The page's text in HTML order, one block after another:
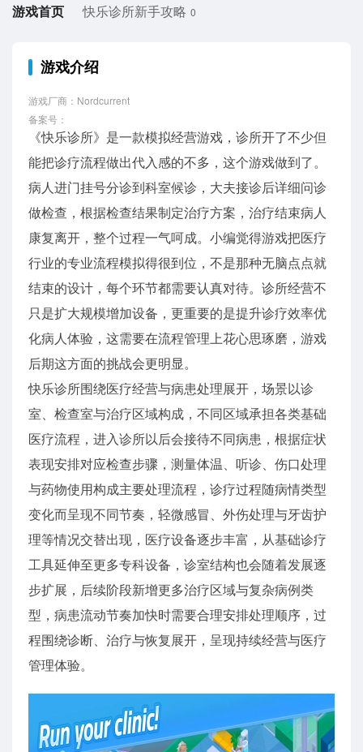
游戏首页 快乐诊所新手攻略 0
游戏介绍
游戏厂商：Nordcurrent
备案号：
《快乐诊所》是一款模拟经营游戏，诊所开了不少但
能把诊疗流程做出代入感的不多，这个游戏做到了。
病人进门挂号分诊到科室候诊，大夫接诊后详细问诊
做检查，根据检查结果制定治疗方案，治疗结束病人
康复离开，整个过程一气呵成。小编觉得游戏把医疗
行业的专业流程模拟得很到位，不是那种无脑点点就
结束的设计，每个环节都需要认真对待。诊所经营不
只是扩大规模增加设备，更重要的是提升诊疗效率优
化病人体验，这需要在流程管理上花心思琢磨，游戏
后期这方面的挑战会更明显。
快乐诊所围绕医疗经营与病患处理展开，场景以诊
室、检查室与治疗区域构成，不同区域承担各类基础
医疗流程，进入诊所以后会接待不同病患，根据症状
表现安排对应检查步骤，测量体温、听诊、伤口处理
与药物使用构成主要处理流程，诊疗过程随病情类型
变化而呈现不同节奏，轻微感冒、外伤处理与牙齿护
理等情况交替出现，医疗设备逐步丰富，从基础诊疗
工具延伸至更多专科设备，诊室结构也会随着发展逐
步扩展，后续阶段新增更多治疗区域与复杂病例类
型，病患流动节奏加快时需要合理安排处理顺序，过
程围绕诊断、治疗与恢复展开，呈现持续经营与医疗
管理体验。